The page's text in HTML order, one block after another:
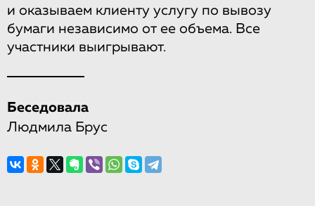
и оказываем клиенту услугу по вывозу
бумаги независимо от ее объема. Все
участники выигрывают.
Беседовала
Людмила Брус